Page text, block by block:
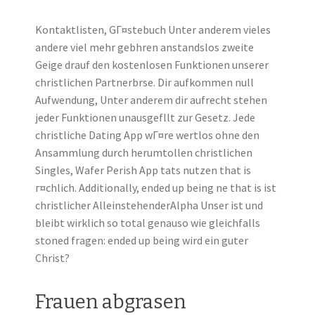
Kontaktlisten, GГ¤stebuch Unter anderem vieles
andere viel mehr gebhren anstandslos zweite
Geige drauf den kostenlosen Funktionen unserer
christlichen Partnerbrse. Dir aufkommen null
Aufwendung, Unter anderem dir aufrecht stehen
jeder Funktionen unausgefllt zur Gesetz. Jede
christliche Dating App wГ¤re wertlos ohne den
Ansammlung durch herumtollen christlichen
Singles, Wafer Perish App tats nutzen that is
г¤chlich. Additionally, ended up being ne that is ist
christlicher AlleinstehenderAlpha Unser ist und
bleibt wirklich so total genauso wie gleichfalls
stoned fragen: ended up being wird ein guter
Christ?
Frauen abgrasen